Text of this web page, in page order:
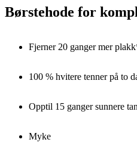
Børstehode for
Fjerner 20 ganger mer
100 % hvitere tenner på to
Opptil 15 ganger sunnere
Myke